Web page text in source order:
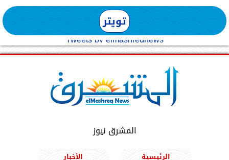
تويتر
Tweets by elmashreqnews
المشرق نيوز
الرئيسية الأخبار